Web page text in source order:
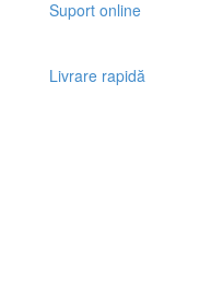
Suport online
Livrare rapidă